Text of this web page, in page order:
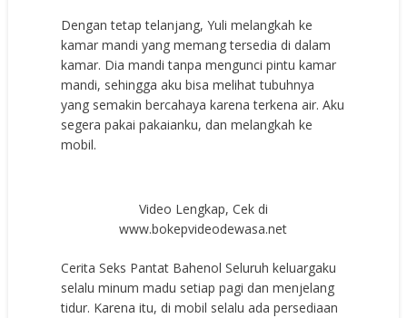
Dengan tetap telanjang, Yuli melangkah ke
kamar mandi yang memang tersedia di dalam
kamar. Dia mandi tanpa mengunci pintu kamar
mandi, sehingga aku bisa melihat tubuhnya
yang semakin bercahaya karena terkena air. Aku
segera pakai pakaianku, dan melangkah ke
mobil.
Video Lengkap, Cek di
www.bokepvideodewasa.net
Cerita Seks Pantat Bahenol Seluruh keluargaku
selalu minum madu setiap pagi dan menjelang
tidur. Karena itu, di mobil selalu ada persediaan